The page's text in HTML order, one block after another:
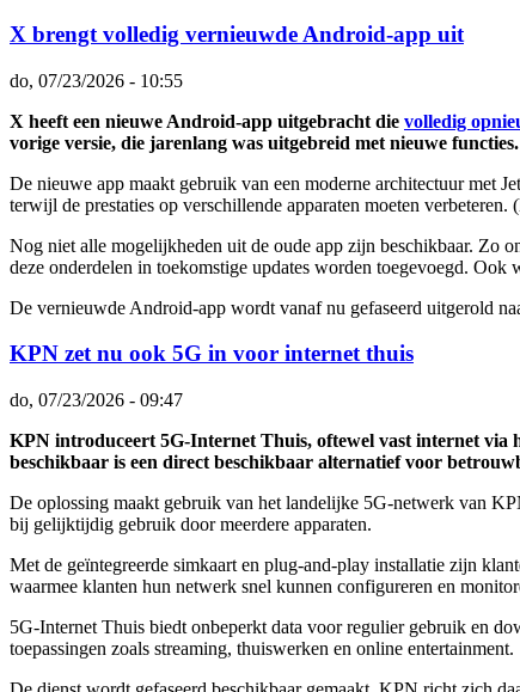
X brengt volledig vernieuwde Android-app uit
do, 07/23/2026 - 10:55
X heeft een nieuwe Android-app uitgebracht die volledig
vorige versie, die jarenlang was uitgebreid met nieuwe functies.
De nieuwe app maakt gebruik van een moderne architectuur met
terwijl de prestaties op verschillende apparaten moeten
Nog niet alle mogelijkheden uit de oude app zijn beschikbaar. Zo
deze onderdelen in toekomstige updates worden toegevoegd.
De vernieuwde Android-app wordt vanaf nu gefaseerd uitgerold
KPN zet nu ook 5G in voor internet thuis
do, 07/23/2026 - 09:47
KPN introduceert 5G-Internet Thuis, oftewel vast internet via
beschikbaar is een direct beschikbaar alternatief voor
De oplossing maakt gebruik van het landelijke 5G-netwerk van
bij gelijktijdig gebruik door meerdere apparaten.
Met de geïntegreerde simkaart en plug-and-play installatie zijn
waarmee klanten hun netwerk snel kunnen configureren en
5G-Internet Thuis biedt onbeperkt data voor regulier gebruik en
toepassingen zoals streaming, thuiswerken en online entertainment.